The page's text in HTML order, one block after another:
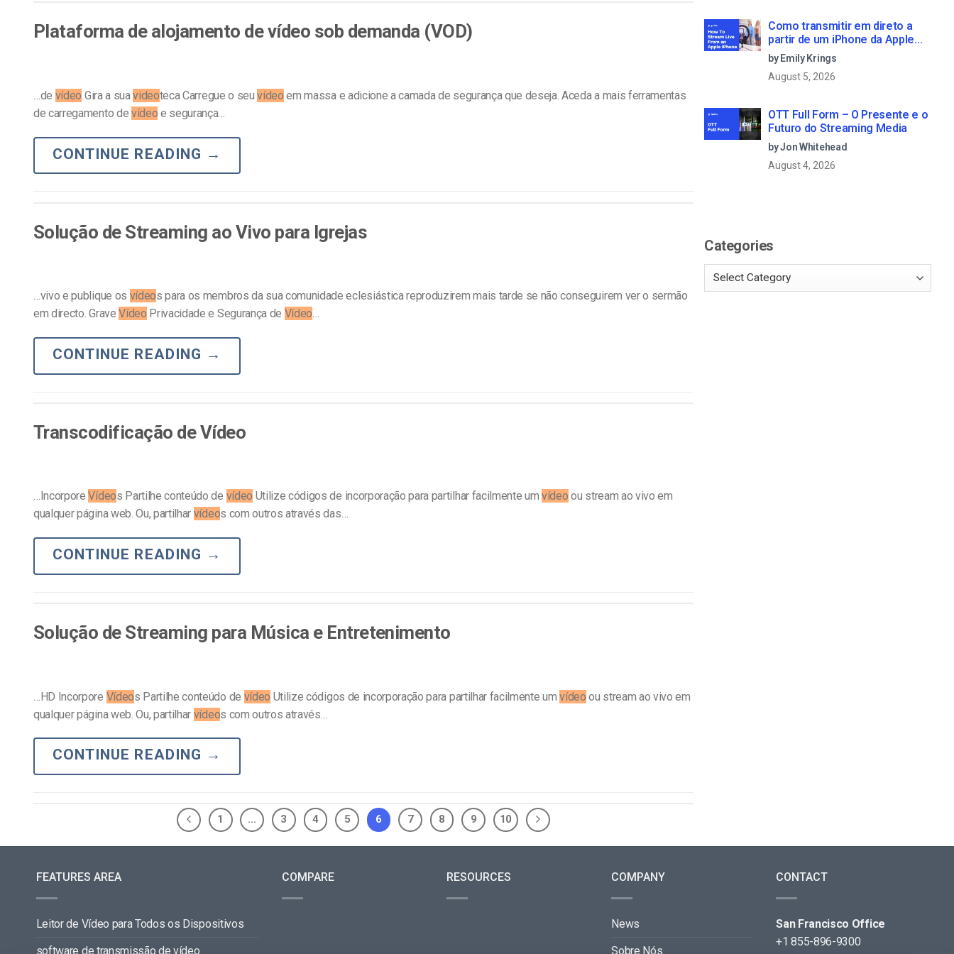
Video CMS
Monetização de Vídeo
Plataforma de alojamento de vídeo sob demanda (VOD)
…de vídeo Gira a suavideoteca Carregue o seuvídeo em massa e adicione a camada de segurança que deseja. Aceda a mais ferramentas
de carregamento de vídeo e segurança…
CONTINUE READING →
Solução de Streaming ao Vivo para Igrejas
…vivo e publique os vídeos para os membros da sua comunidade eclesiástica reproduzirem mais tarde se não conseguirem ver o sermão
em directo. GraveVídeo Privacidade e Segurança de Vídeo…
CONTINUE READING →
Transcodificação de Vídeo
…IncorporeVídeos Partilhe conteúdo de vídeo Utilize códigos de incorporação para partilhar facilmente umvídeo ou stream ao vivo em
qualquer página web. Ou, partilhar vídeos com outros através das…
CONTINUE READING →
Solução de Streaming para Música e Entretenimento
…HD Incorpore Vídeos Partilhe conteúdo de vídeo Utilize códigos de incorporação para partilhar facilmente umvídeo ou stream ao vivo em
qualquer página web. Ou, partilhar vídeos com outros através…
CONTINUE READING →
1 … 3 4 5 6 7 8 9 10
Como transmitir em direto a
partir de um iPhone da Apple
em 6 passos simples
by Emily Krings
August 5, 2026
OTT Full Form – O Presente e o
Futuro do Streaming Media
by Jon Whitehead
August 4, 2026
Categories
FEATURES AREA
Leitor de Vídeo para Todos os Dispositivos
software de transmissão de vídeo
COMPARE RESOURCES COMPANY
News
Sobre Nós
CONTACT
San Francisco Office
+1 855-896-9300